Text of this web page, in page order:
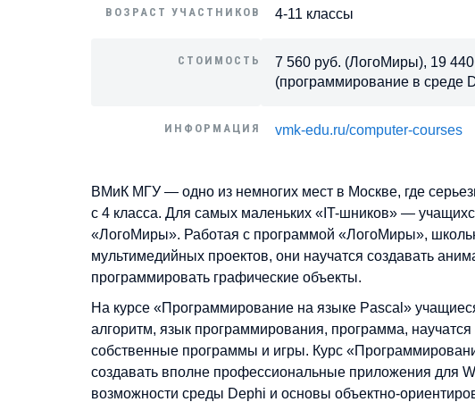
ВОЗРАСТ УЧАСТНИКОВ 4-11 классы
СТОИМОСТЬ
7 560 руб. (ЛогоМиры), 19
(программирование в среде
ИНФОРМАЦИЯ vmk-edu.ru/computer-courses
ВМиК МГУ — одно из немногих мест в Москве, где
с 4 класса. Для самых маленьких «IT-шников» —
«ЛогоМиры». Работая с программой «ЛогоМиры»,
мультимедийных проектов, они научатся создавать
программировать графические объекты.
На курсе «Программирование на языке Pascal»
алгоритм, язык программирования, программа,
собственные программы и игры. Курс
создавать вполне профессиональные приложения для
возможности среды Dephi и основы объектно-